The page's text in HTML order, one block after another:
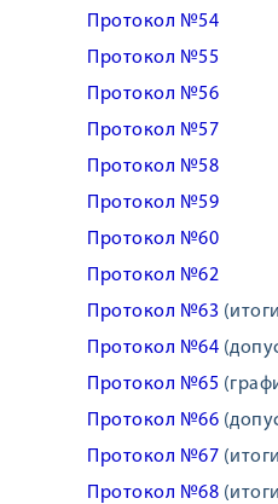
Протокол №54
Протокол №55
Протокол №56
Протокол №57
Протокол №58
Протокол №59
Протокол №60
Протокол №62
Протокол №63
Протокол №64
Протокол №65
Протокол №66
Протокол №67
Протокол №68